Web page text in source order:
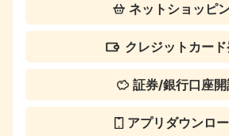
ネットショッピ
クレジットカー
証券/銀行口座
アプリダウンロ